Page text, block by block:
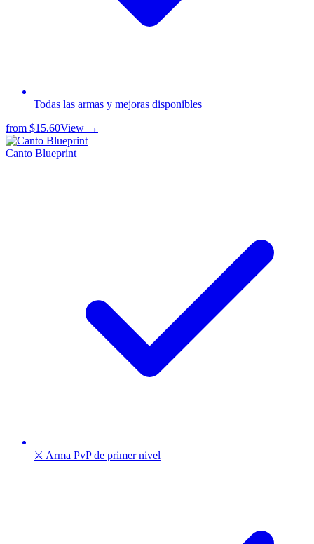
Todas las armas y mejoras disponibles
from $15.60View →
Canto Blueprint
⚔️ Arma PvP de primer nivel